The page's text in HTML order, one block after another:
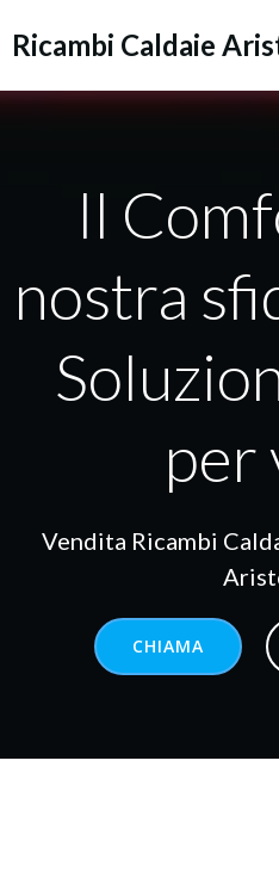
al
Ricambi Caldaie
Il
nostra
per
Vendita Ricambi
CHIAMA